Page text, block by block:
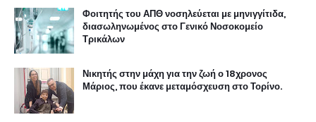
Φοιτητής του ΑΠΘ νοσηλεύεται με μηνιγγίτιδα,
διασωληνωμένος στο Γενικό Νοσοκομείο
Τρικάλων
Νικητής στην μάχη για την ζωή ο 18χρονος
Μάριος, που έκανε μεταμόσχευση στο Τορίνο.